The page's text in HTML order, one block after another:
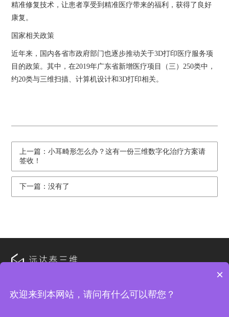
精准修复技术，让患者享受到精准医疗带来的福利，获得了良好
康复。
国家相关政策
近年来，国内各省市政府部门也逐步推动关于3D打印医疗服务项
目的政策。其中，在2019年广东省新增医疗项目（三）250类中，
约20类与三维扫描、计算机设计和3D打印相关。
上一篇：小耳畸形怎么办？这有一份三维数字化治疗方案请
签收！
下一篇：没有了
© 2026 北京远达泰科技有限公司 All Rights Reserved. 备案号：
×
欢迎来到本网站，请问有什么可以帮您？